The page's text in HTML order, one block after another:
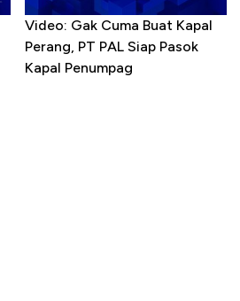
Video: Gak Cuma Buat Kapal
Perang, PT PAL Siap Pasok
Kapal Penumpag